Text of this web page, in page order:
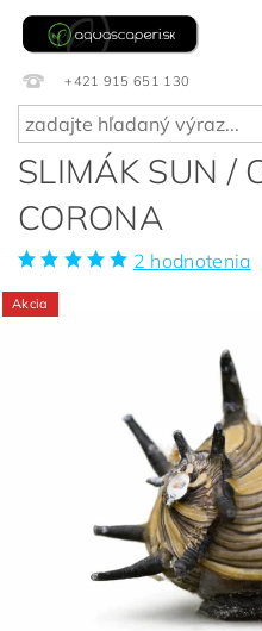
+421 915 651 130
SLIMÁK SUN /
CORONA
2 hodnotenia
Akcia